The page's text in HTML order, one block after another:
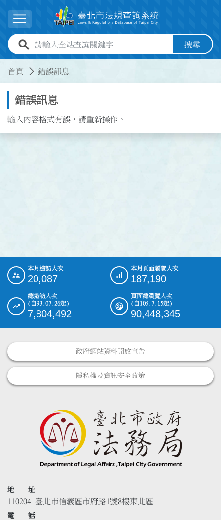
展開選單
全站查詢關鍵字欄位 搜尋
首頁 錯誤訊息
錯誤訊息
輸入內容格式有誤，請重新操作。
::: 本月造訪人次
20,087
本月頁面瀏覽人次
187,190
總造訪人次
(自93.07.26起)
7,804,492
頁面總瀏覽人次
(自105.7.15起)
90,448,345
政府網站資料開放宣告
隱私權及資訊安全政策
地 址
110204 臺北市信義區市府路1號8樓東北區
電 話